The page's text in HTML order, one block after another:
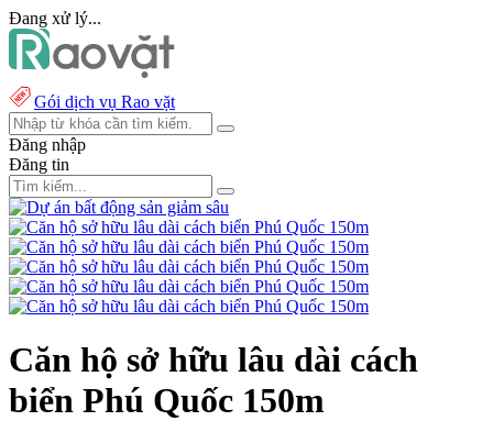
Đang xử lý...
Gói dịch vụ Rao vặt
Đăng nhập
Đăng tin
Căn hộ sở hữu lâu dài cách
biển Phú Quốc 150m